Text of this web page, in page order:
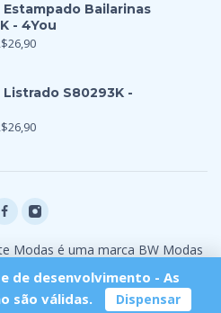
Bailarinas
- 4You
26,90
S80293K -
26,90
Modas é uma marca BW Modas
de desenvolvimento - As
são válidas.
Dispensar